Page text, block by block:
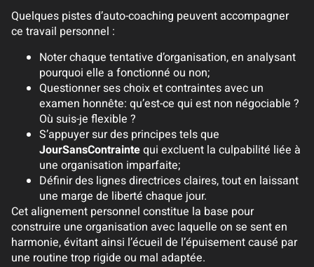
Quelques pistes d’auto-coaching peuvent accompagner
ce travail personnel :
Noter chaque tentative d’organisation, en analysant
pourquoi elle a fonctionné ou non;
Questionner ses choix et contraintes avec un
examen honnête: qu’est-ce qui est non négociable ?
Où suis-je flexible ?
S’appuyer sur des principes tels que
JourSansContraintequi excluent la culpabilité liée à
une organisation imparfaite;
Définir des lignes directrices claires, tout en laissant
une marge de liberté chaque jour.
Cet alignement personnel constitue la base pour
construire une organisation avec laquelle on se sent en
harmonie, évitant ainsi l’écueil de l’épuisement causé par
une routine trop rigide ou mal adaptée.